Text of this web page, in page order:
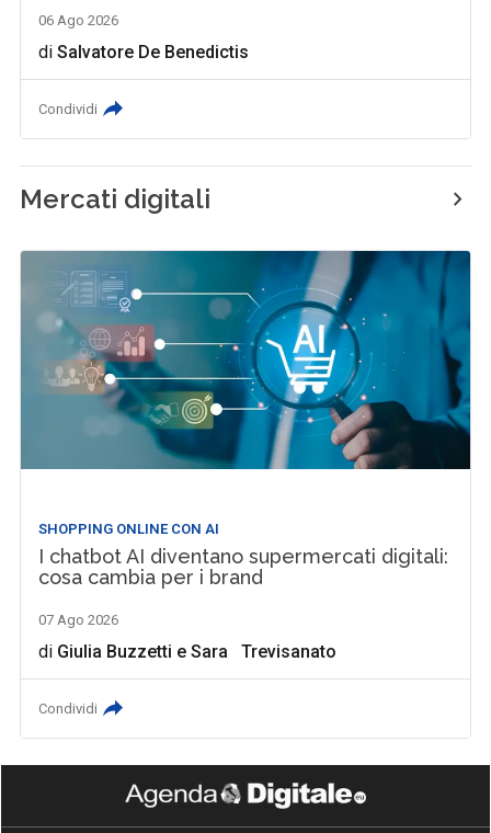
06 Ago 2026
diSalvatore De Benedictis
Condividi
Mercati digitali
SHOPPING ONLINE CON AI
I chatbot AI diventano supermercati digitali:
cosa cambia per i brand
07 Ago 2026
di Giulia Buzzetti eSara Trevisanato
Condividi